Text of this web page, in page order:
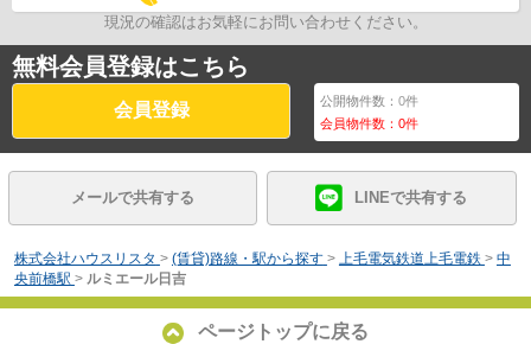
現況の確認はお気軽にお問い合わせください。
無料会員登録はこちら
会員登録 公開物件数：0件
会員物件数：0件
メールで共有する LINEで共有する
株式会社ハウスリスタ > (賃貸)路線・駅から探す > 上毛電気鉄道上毛電鉄 > 中
央前橋駅 > ルミエール日吉
ページトップに戻る